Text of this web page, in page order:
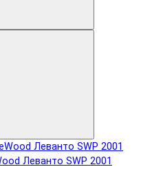
Леванто SWP 2001